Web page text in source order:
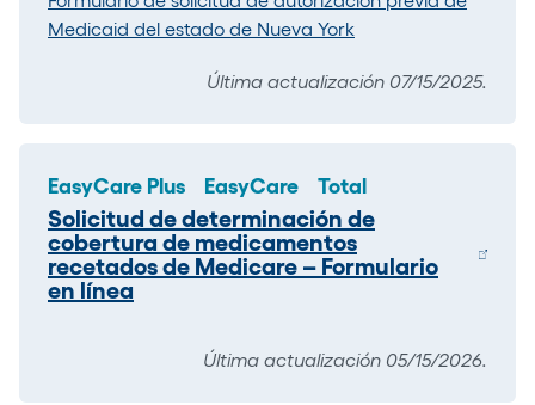
Medicaid del estado de Nueva York
Última actualización 07/15/2025.
EasyCare Plus EasyCare Total
Solicitud de determinación de
cobertura de medicamentos
recetados de Medicare – Formulario
en línea
Última actualización 05/15/2026.